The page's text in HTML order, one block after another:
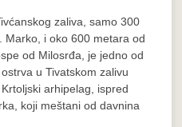
zaliva, samo 300
Marko, i oko 600 metara od
od Milosrđa, je jedno od
u Tivatskom zalivu
arhipelag, ispred
koji meštani od davnina